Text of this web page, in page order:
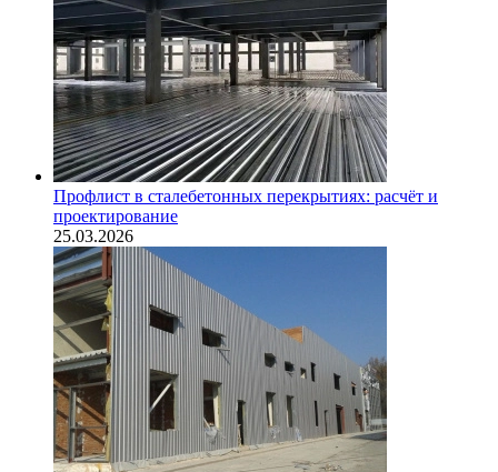
Профлист в сталебетонных перекрытиях: расчёт и
проектирование
25.03.2026